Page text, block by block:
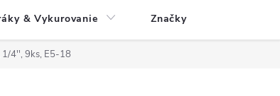
& Vykurovanie Značky
1/4'', 9ks, E5-18